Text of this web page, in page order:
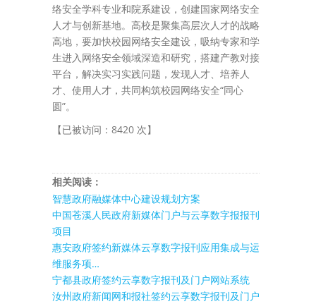
络安全学科专业和院系建设，创建国家网络安全
人才与创新基地。高校是聚集高层次人才的战略
高地，要加快校园网络安全建设，吸纳专家和学
生进入网络安全领域深造和研究，搭建产教对接
平台，解决实习实践问题，发现人才、培养人
才、使用人才，共同构筑校园网络安全“同心
圆”。
【已被访问：8420 次】
相关阅读：
智慧政府融媒体中心建设规划方案
中国苍溪人民政府新媒体门户与云享数字报报刊
项目
惠安政府签约新媒体云享数字报刊应用集成与运
维服务项…
宁都县政府签约云享数字报刊及门户网站系统
汝州政府新闻网和报社签约云享数字报刊及门户